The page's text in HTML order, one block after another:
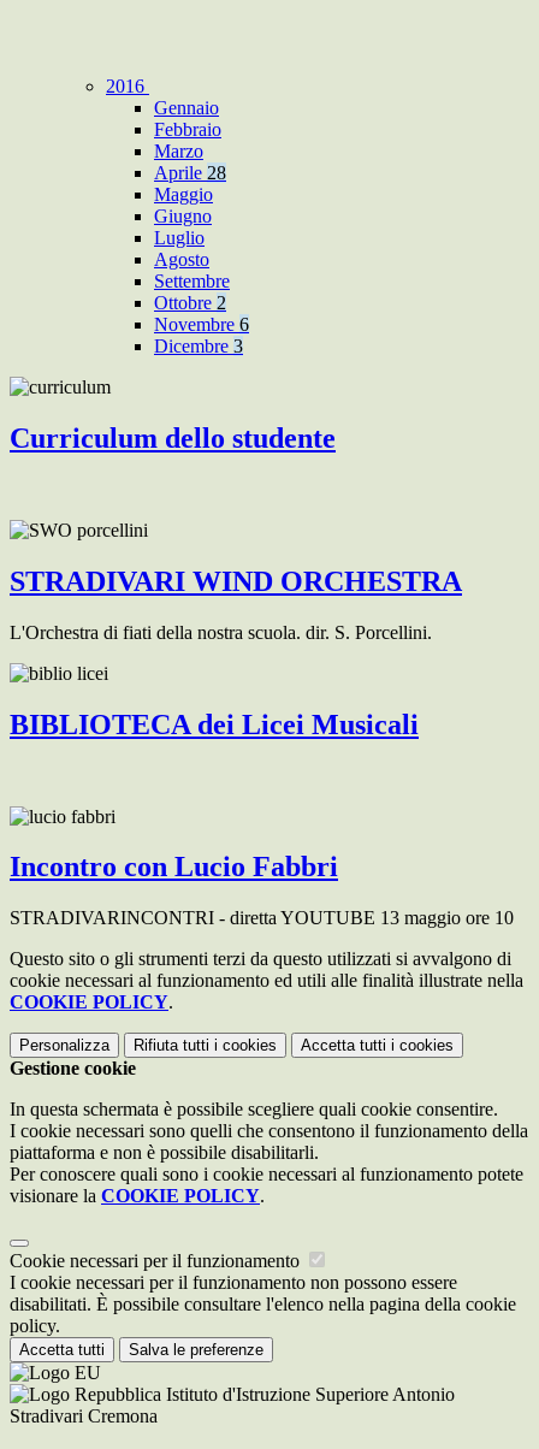
2016
Gennaio
Febbraio
Marzo
Aprile 28
Maggio
Giugno
Luglio
Agosto
Settembre
Ottobre 2
Novembre 6
Dicembre 3
Curriculum dello studente
STRADIVARI WIND ORCHESTRA
L'Orchestra di fiati della nostra scuola. dir. S. Porcellini.
BIBLIOTECA dei Licei Musicali
Incontro con Lucio Fabbri
STRADIVARINCONTRI - diretta YOUTUBE 13 maggio ore 10
Questo sito o gli strumenti terzi da questo utilizzati si avvalgono di
cookie necessari al funzionamento ed utili alle finalità illustrate nella
COOKIE POLICY.
Personalizza Rifiuta tutti i cookies Accetta tutti i cookies
Gestione cookie
In questa schermata è possibile scegliere quali cookie consentire.
I cookie necessari sono quelli che consentono il funzionamento della
piattaforma e non è possibile disabilitarli.
Per conoscere quali sono i cookie necessari al funzionamento potete
visionare la COOKIE POLICY.
Cookie necessari per il funzionamento
I cookie necessari per il funzionamento non possono essere
disabilitati. È possibile consultare l'elenco nella pagina della cookie
policy.
Accetta tutti Salva le preferenze
Istituto d'Istruzione Superiore Antonio
Stradivari Cremona